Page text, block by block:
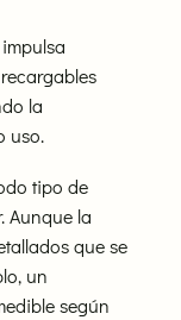
la
uso.
tipo de
Aunque la
que se
un
según